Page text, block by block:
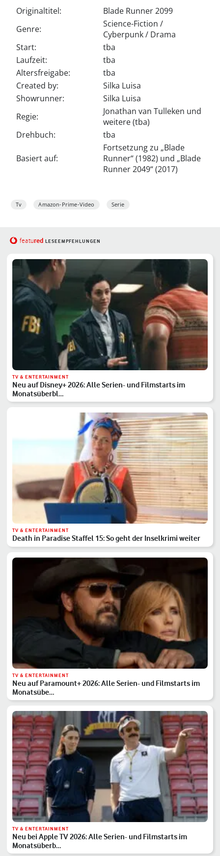
Originaltitel:
Blade Runner 2099
Genre:
Science-Fiction /
Cyberpunk / Drama
Start:
tba
Laufzeit:
tba
Altersfreigabe:
tba
Created by:
Silka Luisa
‍Showrunner:
Silka Luisa
Regie:
Jonathan van Tulleken und
weitere (tba)
Drehbuch:
tba
Basiert auf:
Fortsetzung zu „Blade
Runner“ (1982) und „Blade
Runner 2049“ (2017)
Tv Amazon-Prime-Video Serie
featured LESEEMPFEHLUNGEN
TV & ENTERTAINMENT
Neu auf Disney+ 2026: Alle Serien- und Filmstarts im
Monatsüberbl…
TV & ENTERTAINMENT
Death in Paradise Staffel 15: So geht der Inselkrimi weiter
TV & ENTERTAINMENT
Neu auf Paramount+ 2026: Alle Serien- und Filmstarts im
Monatsübe…
TV & ENTERTAINMENT
Neu bei Apple TV 2026: Alle Serien- und Filmstarts im
Monatsüberb…